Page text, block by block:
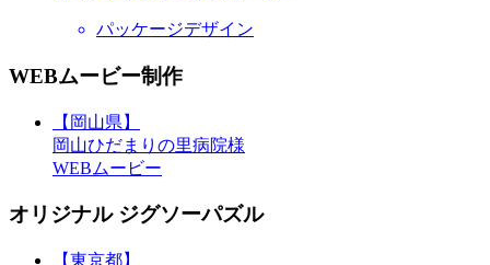
パッケージデザイン
WEBムービー制作
【岡山県】
岡山ひだまりの里病院様
WEBムービー
オリジナル ジグソーパズル
【東京都】